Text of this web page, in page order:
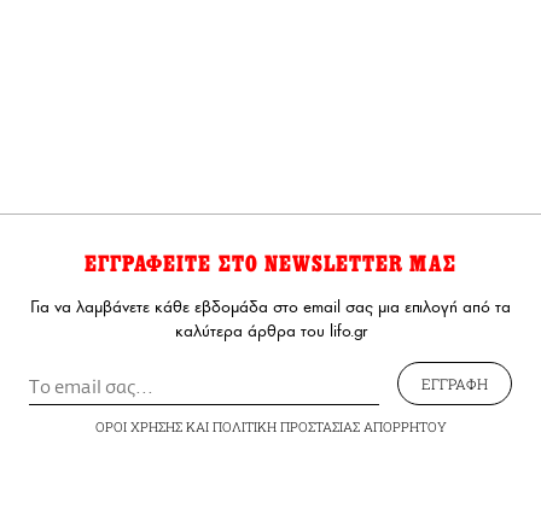
ΕΓΓΡΑΦΕΙΤΕ ΣΤΟ NEWSLETTER ΜΑΣ
Για να λαμβάνετε κάθε εβδομάδα στο email σας μια επιλογή από τα
καλύτερα άρθρα του lifo.gr
ΕΓΓΡΑΦΗ
ΟΡΟΙ ΧΡΗΣΗΣΚΑΙ ΠΟΛΙΤΙΚΗ ΠΡΟΣΤΑΣΙΑΣ ΑΠΟΡΡΗΤΟΥ